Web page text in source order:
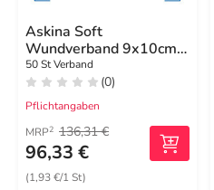
Askina Soft
Wundverband 9x10cm
steril
50 St Verband
(0)
Pflichtangaben
MRP2 136,31 €
96,33 €
(1,93 €/1 St)